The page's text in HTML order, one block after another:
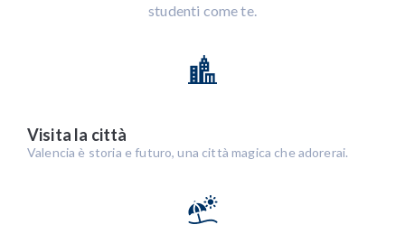
studenti come te.
Visita la città
Valencia è storia e futuro, una città magica che adorerai.